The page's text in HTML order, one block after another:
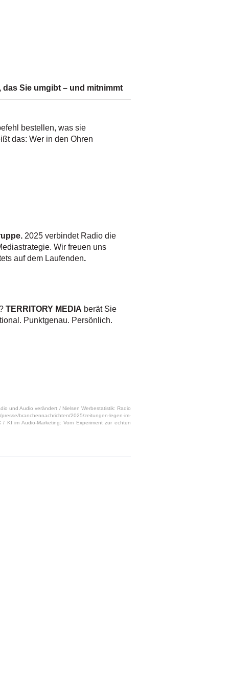
das Sie umgibt – und mitnimmt
bestellen, was sie
das: Wer in den Ohren
2025 verbindet Radio die
Wir freuen uns
auf dem Laufenden.
TERRITORY MEDIA berät Sie
Punktgenau. Persönlich.
und Audio verändert / Nielsen Werbestatistik: Radio
presse/branchennachrichten/2025/zeitungen-legen-im-
/ KI im Audio-Marketing: Vom Experiment zur echten